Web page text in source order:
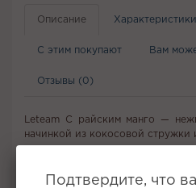
Описание Характеристики
С этим покупают Вам
Отзывы (0)
Leteam С райским манго —
начинкой из кокосовой стружки
Не забудьте купить
Подтвердите, что